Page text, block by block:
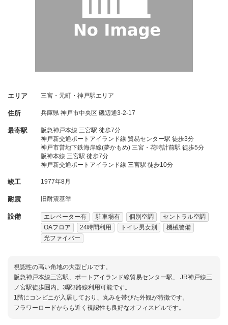
エリア 三宮・元町・神戸駅エリア
住所 兵庫県 神戸市中央区 磯辺通3-2-17
最寄駅
阪急神戸本線 三宮駅 徒歩7分
神戸新交通ポートアイランド線 貿易センター駅 徒歩3分
神戸市営地下鉄海岸線(夢かもめ) 三宮・花時計前駅 徒歩5分
阪神本線 三宮駅 徒歩7分
神戸新交通ポートアイランド線 三宮駅 徒歩10分
竣工 1977年8月
耐震 旧耐震基準
設備 エレベーター有 駐車場有 個別空調
セントラル空調
OAフロア
24時間利用 トイレ男女別
機械警備
光ファイバー
視認性の高い角地の大型ビルです。
阪急神戸本線三宮駅、ポートアイランド線貿易センター駅、 JR神戸線三
ノ宮駅徒歩圏内。3駅3路線利用可能です。
1階にコンビニが入居しており、丸みを帯びた外観が特徴です。
フラワーロードからも近く視認性も良好なオフィスビルです。